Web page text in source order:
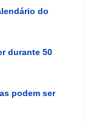
do
durante 50
podem ser